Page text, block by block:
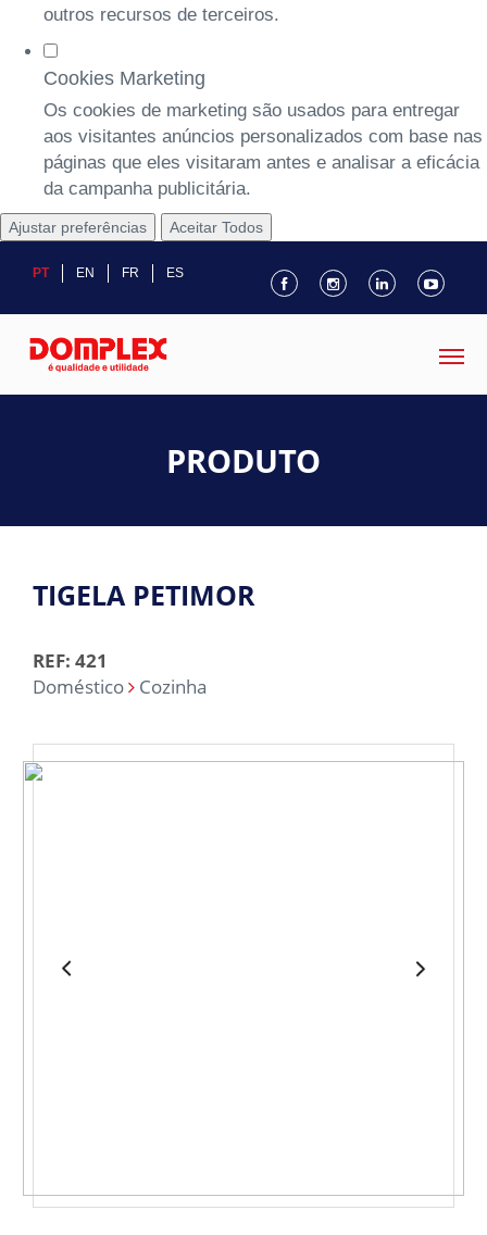
outros recursos de terceiros.
Cookies Marketing
Os cookies de marketing são usados para entregar
aos visitantes anúncios personalizados com base nas
páginas que eles visitaram antes e analisar a eficácia
da campanha publicitária.
Ajustar preferências Aceitar Todos
PT EN FR ES
PRODUTO
TIGELA PETIMOR
REF: 421
Doméstico
Cozinha